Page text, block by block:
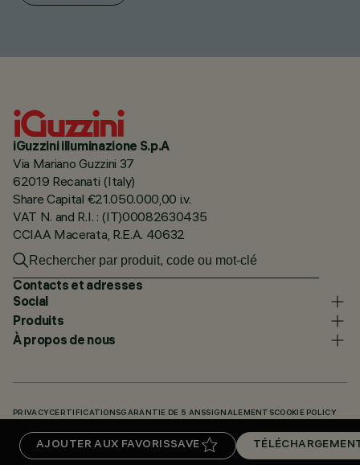
AJOUTER AUX FAVORISSAVE
iGuzzini illuminazione S.p.A
Via Mariano Guzzini 37
62019 Recanati (Italy)
Share Capital €21.050.000,00 i.v.
VAT N. and R.I. : (IT)00082630435
CCIAA Macerata, R.E.A. 40632
Contacts et adresses
Social
Produits
À propos de nous
PRIVACY CERTIFICATIONSGARANTIE DE 5 ANSSIGNALEMENTSCOOKIE POLICY
TÉLÉCHARGEMENTS